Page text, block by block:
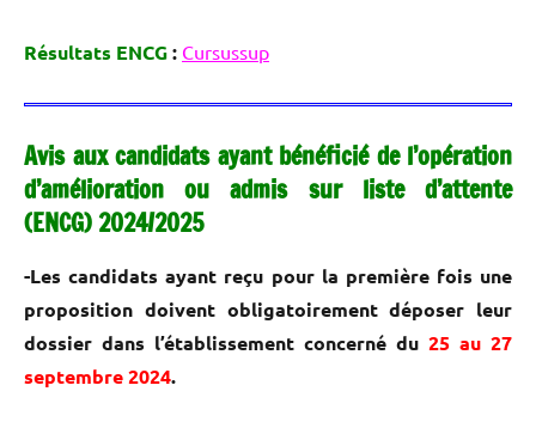
Résultats ENCG: Cursussup
Avis aux candidats ayant bénéficié de l’opération
d’amélioration ou admis sur liste d’attente
(ENCG) 2024/2025
-Les candidats ayant reçu pour la première fois une
proposition doivent obligatoirement déposer leur
dossier dans l’établissement concerné du 25 au 27
septembre 2024.